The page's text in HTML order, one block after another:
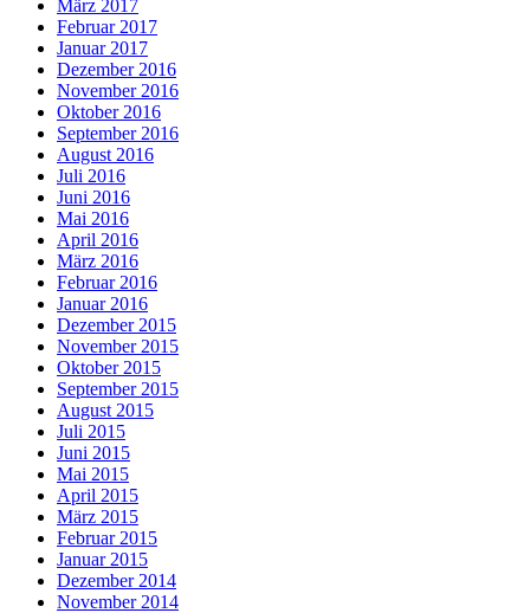
März 2017
Februar 2017
Januar 2017
Dezember 2016
November 2016
Oktober 2016
September 2016
August 2016
Juli 2016
Juni 2016
Mai 2016
April 2016
März 2016
Februar 2016
Januar 2016
Dezember 2015
November 2015
Oktober 2015
September 2015
August 2015
Juli 2015
Juni 2015
Mai 2015
April 2015
März 2015
Februar 2015
Januar 2015
Dezember 2014
November 2014